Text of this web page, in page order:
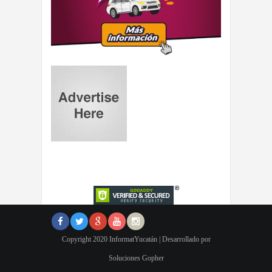
Copyright 2020 InformatYucatán | Desarrollado por
Soluciones Gopher